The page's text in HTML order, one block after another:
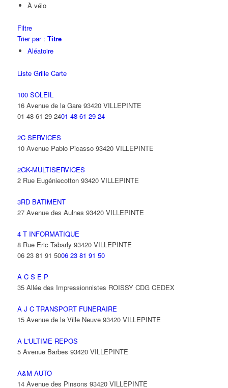
À vélo
Filtre
Trier par : Titre
Aléatoire
Liste Grille Carte
100 SOLEIL
16 Avenue de la Gare 93420 VILLEPINTE
01 48 61 29 2401 48 61 29 24
2C SERVICES
10 Avenue Pablo Picasso 93420 VILLEPINTE
2GK-MULTISERVICES
2 Rue Eugéniecotton 93420 VILLEPINTE
3RD BATIMENT
27 Avenue des Aulnes 93420 VILLEPINTE
4 T INFORMATIQUE
8 Rue Eric Tabarly 93420 VILLEPINTE
06 23 81 91 5006 23 81 91 50
A C S E P
35 Allée des Impressionnistes ROISSY CDG CEDEX
A J C TRANSPORT FUNERAIRE
15 Avenue de la Ville Neuve 93420 VILLEPINTE
A L'ULTIME REPOS
5 Avenue Barbes 93420 VILLEPINTE
A&M AUTO
14 Avenue des Pinsons 93420 VILLEPINTE